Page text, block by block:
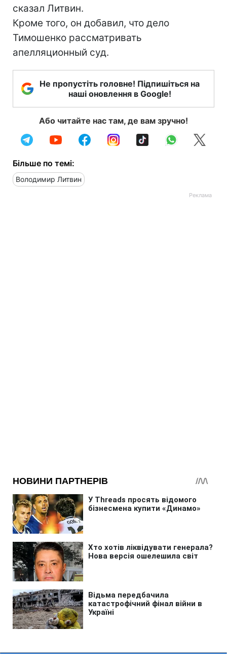
сказал Литвин.
Кроме того, он добавил, что дело
Тимошенко рассматривать
апелляционный суд.
Не пропустіть головне! Підпишіться на
наші оновлення в Google!
Або читайте нас там, де вам зручно!
Більше по темі:
Володимир Литвин